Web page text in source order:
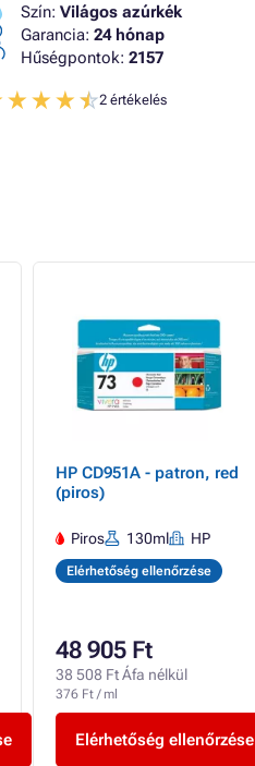
Szín: Világos azúrkék
Garancia: 24 hónap
Hűségpontok: 2157
2 értékelés
HP CD951A - patron, red
(piros)
Piros 130ml HP
Elérhetőség ellenőrzése
48 905 Ft
38 508 Ft Áfa nélkül
376 Ft / ml
Elérhetőség ellenőrzése